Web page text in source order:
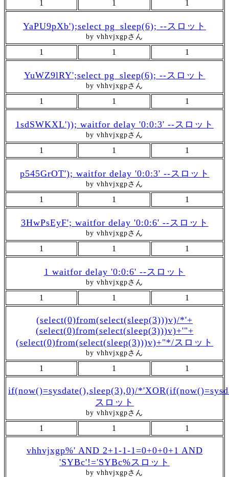
1 1 1
YaPU9pXb');select pg_sleep(6); --スロット
by vhhvjxgpさん
1 1 1
YuWZ9lRY';select pg_sleep(6); --スロット
by vhhvjxgpさん
1 1 1
1sdSWKXL')); waitfor delay '0:0:3' --スロット
by vhhvjxgpさん
1 1 1
p545GrOT'); waitfor delay '0:0:3' --スロット
by vhhvjxgpさん
1 1 1
3HwPsEyF'; waitfor delay '0:0:6' --スロット
by vhhvjxgpさん
1 1 1
1 waitfor delay '0:0:6' --スロット
by vhhvjxgpさん
1 1 1
(select(0)from(select(sleep(3)))v)/*'+
(select(0)from(select(sleep(3)))v)+'"+
(select(0)from(select(sleep(3)))v)+"*/スロット
by vhhvjxgpさん
1 1 1
if(now()=sysdate(),sleep(3),0)/
スロット
by vhhvjxgpさん
1 1 1
vhhvjxgp%' AND 2+1-1-1=0+0+0+1 AND
'SYBc'!='SYBc%スロット
by vhhvjxgpさん